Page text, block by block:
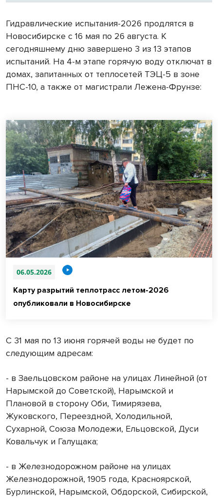
Гидравлические испытания-2026 продлятся в
Новосибирске с 16 мая по 26 августа. К
сегодняшнему дню завершено 3 из 13 этапов
испытаний. На 4-м этапе горячую воду отключат в
домах, запитанных от теплосетей ТЭЦ-5 в зоне
ПНС-10, а также от магистрали Лежена-Фрунзе:
06.05.2026
Карту разрытий теплотрасс летом-2026
опубликовали в Новосибирске
С 31 мая по 13 июня горячей воды не будет по
следующим адресам:
- в Заельцовском районе на улицах Линейной (от
Нарымской до Советской), Нарымской и
Плановой в сторону Оби, Тимирязева,
Жуковского, Переездной, Холодильной,
Сухарной, Союза Молодежи, Ельцовской, Дуси
Ковальчук и Галущака;
- в Железнодорожном районе на улицах
Железнодорожной, 1905 года, Красноярской,
Бурлинской, Нарымской, Обдорской, Сибирской,